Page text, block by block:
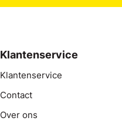
Klantenservice
Klantenservice
Contact
Over ons